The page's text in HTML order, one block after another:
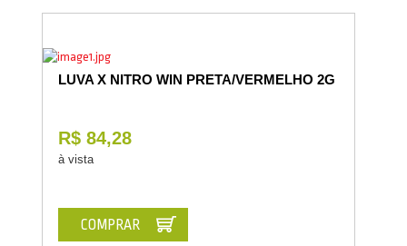
LUVA X NITRO WIN PRETA/VERMELHO 2G
R$ 84,28
à vista
COMPRAR